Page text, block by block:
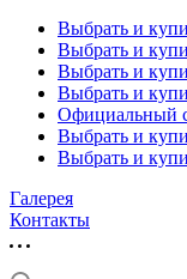
Выбрать и
Выбрать и
Выбрать и
Выбрать и
Официальный
Выбрать и
Выбрать и
Галерея
Контакты